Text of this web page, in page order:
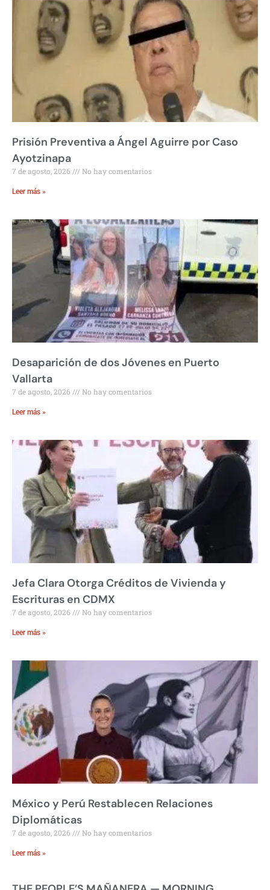
Prisión Preventiva a Ángel Aguirre por Caso
Ayotzinapa
7 de agosto, 2026 No hay comentarios
Leer más »
Desaparición de dos Jóvenes en Puerto
Vallarta
7 de agosto, 2026 No hay comentarios
Leer más »
Jefa Clara Otorga Créditos de Vivienda y
Escrituras en CDMX
7 de agosto, 2026 No hay comentarios
Leer más »
México y Perú Restablecen Relaciones
Diplomáticas
7 de agosto, 2026 No hay comentarios
Leer más »